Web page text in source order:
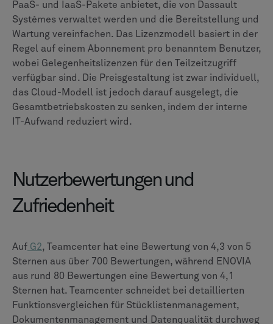
Schritt. Eine erfolgreiche Implementierung erfordert
einen Partner mit umfassender Branchen- und
technischer Expertise. CLEVR unterstützt Unternehmen
während des gesamten Prozesses, von der ersten
Bewertung bis hin zur langfristigen
Unternehmensführung.
Wir bieten plattformunabhängige Bewertungen an, um
Ihnen bei der Definition Ihrer Anforderungen und der
Erstellung detaillierter Kostenmodelle und die
Entwicklung robuster Integrationsstrategien. Indem wir
uns auf Roadmaps für die Einführung und umfassende
PLM-Systems nutzen kann.
Fazit und nächste Schritte